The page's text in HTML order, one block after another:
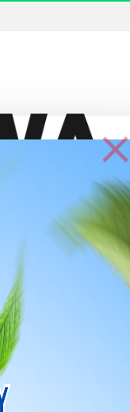
VIDEO
dan